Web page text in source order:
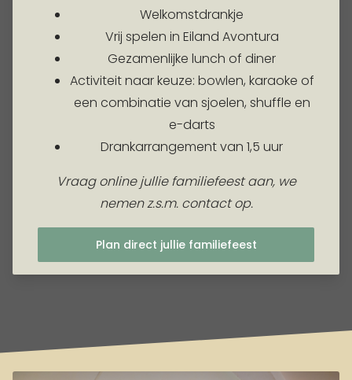
Welkomstdrankje
Vrij spelen in Eiland Avontura
Gezamenlijke lunch of diner
Activiteit naar keuze: bowlen, karaoke of
een combinatie van sjoelen, shuffle en
e-darts
Drankarrangement van 1,5 uur
Vraag online jullie familiefeest aan, we
nemen z.s.m. contact op.
Plan direct jullie familiefeest